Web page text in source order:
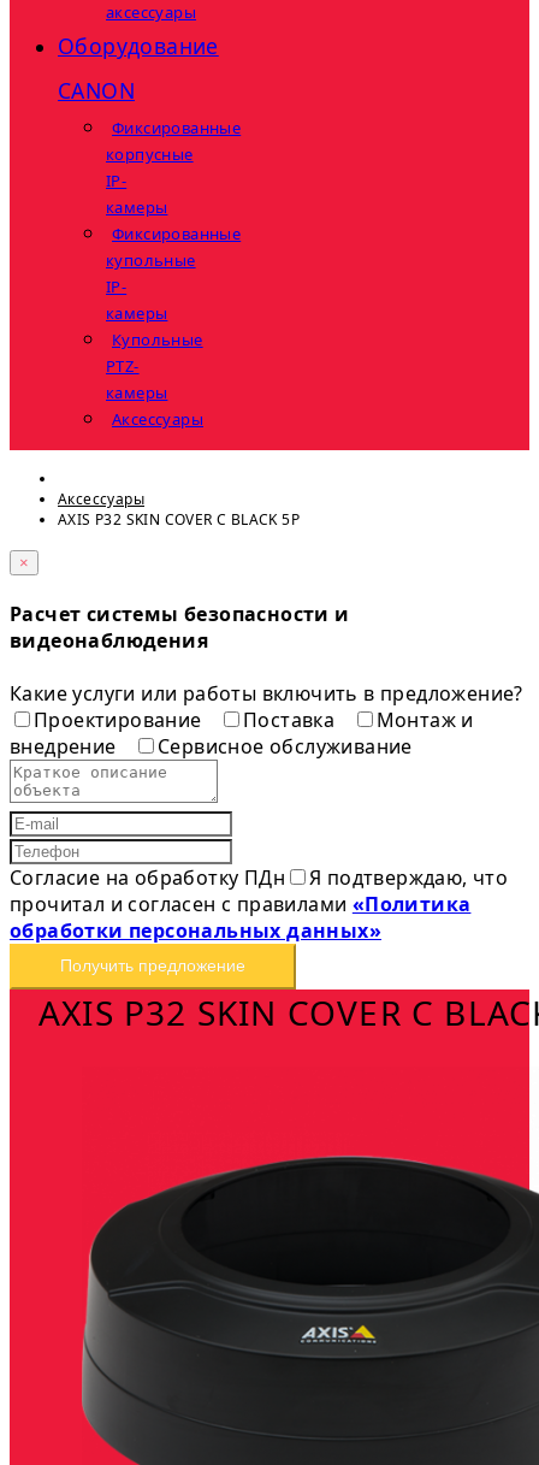
аксессуары
Оборудование
CANON
Фиксированные
корпусные
IP-
камеры
Фиксированные
купольные
IP-
камеры
Купольные
PTZ-
камеры
Аксессуары
Аксессуары
AXIS P32 SKIN COVER C BLACK 5P
×
Расчет системы безопасности и
видеонаблюдения
Какие услуги или работы включить в предложение?
Проектирование
Поставка
Монтаж и
внедрение
Сервисное обслуживание
Согласие на обработку ПДн
Я подтверждаю, что
прочитал и согласен с правилами «Политика
обработки персональных данных»
Получить предложение
AXIS P32 SKIN COVER C